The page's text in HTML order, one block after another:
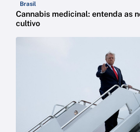
Brasil
Cannabis medicinal: entenda as
cultivo